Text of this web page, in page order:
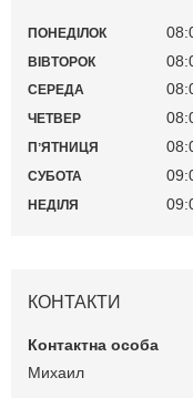
ПОНЕДІЛОК
ВІВТОРОК
СЕРЕДА
ЧЕТВЕР
ПʼЯТНИЦЯ
СУБОТА
НЕДІЛЯ
КОНТАКТИ
Михаил